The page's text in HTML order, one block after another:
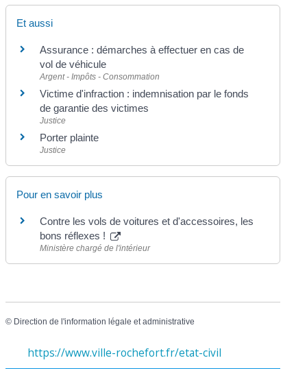
Et aussi
Assurance : démarches à effectuer en cas de
vol de véhicule
Argent - Impôts - Consommation
Victime d'infraction : indemnisation par le fonds
de garantie des victimes
Justice
Porter plainte
Justice
Pour en savoir plus
Contre les vols de voitures et d'accessoires, les
bons réflexes !
Ministère chargé de l'intérieur
© Direction de l'information légale et administrative
https://www.ville-rochefort.fr/etat-civil